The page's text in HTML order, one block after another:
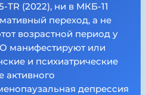
TR (2022), ни в МКБ-11
переход, а не
возрастной период у
или
и психиатрические
активного
депрессия